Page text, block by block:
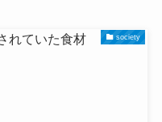
society